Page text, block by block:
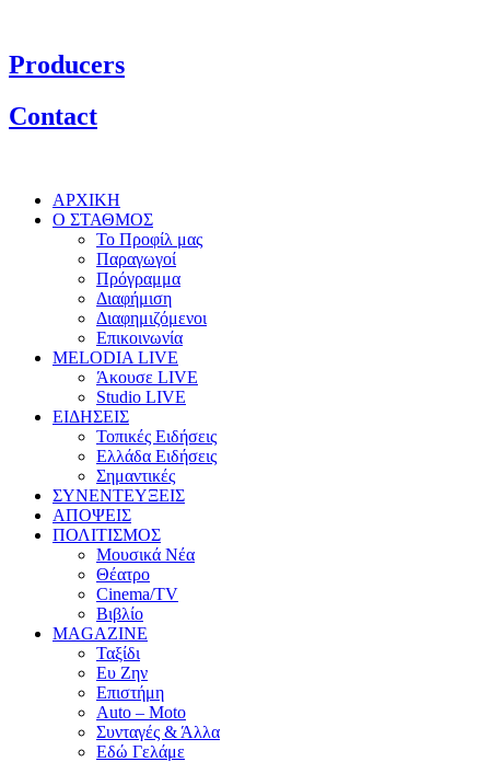
Producers
Contact
ΑΡΧΙΚΗ
Ο ΣΤΑΘΜΟΣ
Το Προφίλ μας
Παραγωγοί
Πρόγραμμα
Διαφήμιση
Διαφημιζόμενοι
Επικοινωνία
MELODIA LIVE
Άκουσε LIVE
Studio LIVE
ΕΙΔΗΣΕΙΣ
Τοπικές Ειδήσεις
Ελλάδα Ειδήσεις
Σημαντικές
ΣΥΝΕΝΤΕΥΞΕΙΣ
ΑΠΟΨΕΙΣ
ΠΟΛΙΤΙΣΜΟΣ
Μουσικά Νέα
Θέατρο
Cinema/TV
Βιβλίο
MAGAZINE
Ταξίδι
Ευ Ζην
Επιστήμη
Auto – Moto
Συνταγές & Άλλα
Εδώ Γελάμε